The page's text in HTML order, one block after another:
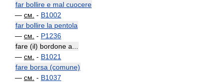
far bollire e mal cuocere
— см. - B1002
far bollire la pentola
— см. - P1236
fare (il) bordone a...
— см. - B1021
fare borsa (comune)
— см. - B1037